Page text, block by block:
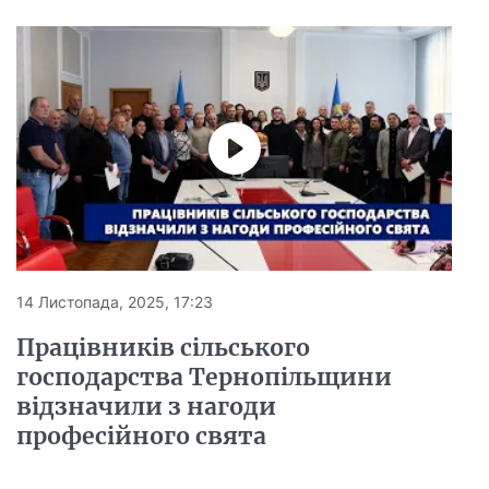
14 Листопада, 2025, 17:23
Працівників сільського
господарства Тернопільщини
відзначили з нагоди
професійного свята